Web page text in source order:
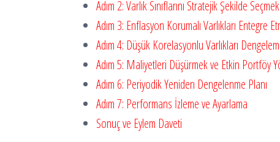
Adım 2: Varlık Sınıflarını Stratejik Şekilde Seçmek
Adım 3: Enflasyon Korumalı Varlıkları Entegre
Adım 4: Düşük Korelasyonlu Varlıkları
Adım 5: Maliyetleri Düşürmek ve Etkin Portföy
Adım 6: Periyodik Yeniden Dengelenme Planı
Adım 7: Performans İzleme ve Ayarlama
Sonuç ve Eylem Daveti